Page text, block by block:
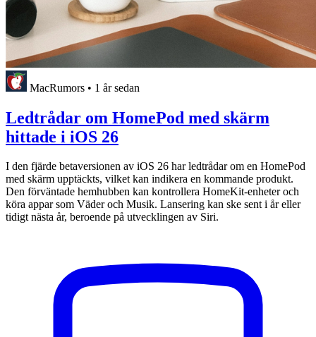
MacRumors • 1 år sedan
Ledtrådar om HomePod med skärm
hittade i iOS 26
I den fjärde betaversionen av iOS 26 har ledtrådar om en HomePod
med skärm upptäckts, vilket kan indikera en kommande produkt.
Den förväntade hemhubben kan kontrollera HomeKit-enheter och
köra appar som Väder och Musik. Lansering kan ske sent i år eller
tidigt nästa år, beroende på utvecklingen av Siri.